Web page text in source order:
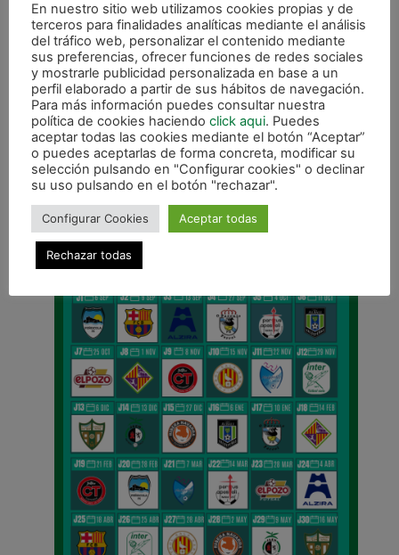
ANTERIOR
Comienza el nuevo plazo para hacerse abonado de Osasuna Magna
CALENDARIO DE LIGA
En nuestro sitio web utilizamos cookies propias y de
terceros para finalidades analíticas mediante el análisis
del tráfico web, personalizar el contenido mediante
sus preferencias, ofrecer funciones de redes sociales
y mostrarle publicidad personalizada en base a un
perfil elaborado a partir de sus hábitos de navegación.
Para más información puedes consultar nuestra
política de cookies haciendo click aqui. Puedes
aceptar todas las cookies mediante el botón “Aceptar”
o puedes aceptarlas de forma concreta, modificar su
selección pulsando en "Configurar cookies" o declinar
su uso pulsando en el botón "rechazar".
Configurar Cookies Aceptar todas
Rechazar todas